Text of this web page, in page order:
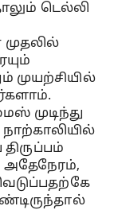
டெல்லி
முடிந்து
அதேநேரம்,